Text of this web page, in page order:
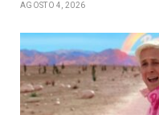
AGOSTO 4, 2026